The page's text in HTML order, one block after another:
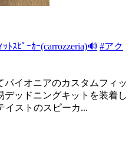
ｯﾄｽﾋﾟｰｶｰ(carrozzeria)🔊 #アク
イオニアのカスタムフィッ
デッドニングキットを装着し
イストのスピーカ...